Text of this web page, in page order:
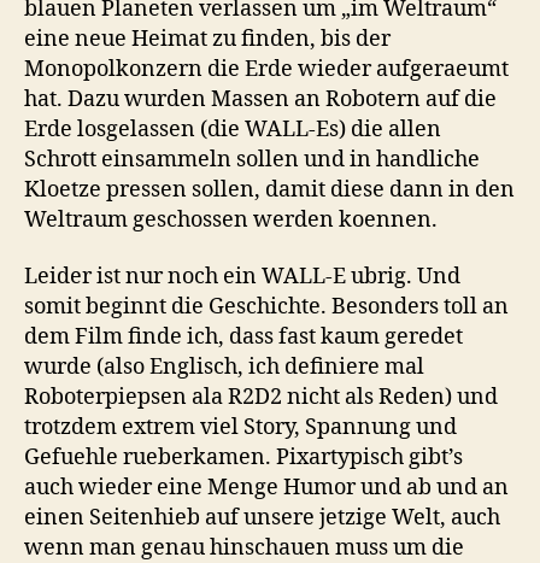
blauen Planeten verlassen um „im Weltraum“
eine neue Heimat zu finden, bis der
Monopolkonzern die Erde wieder aufgeraeumt
hat. Dazu wurden Massen an Robotern auf die
Erde losgelassen (die WALL-Es) die allen
Schrott einsammeln sollen und in handliche
Kloetze pressen sollen, damit diese dann in den
Weltraum geschossen werden koennen.
Leider ist nur noch ein WALL-E ubrig. Und
somit beginnt die Geschichte. Besonders toll an
dem Film finde ich, dass fast kaum geredet
wurde (also Englisch, ich definiere mal
Roboterpiepsen ala R2D2 nicht als Reden) und
trotzdem extrem viel Story, Spannung und
Gefuehle rueberkamen. Pixartypisch gibt’s
auch wieder eine Menge Humor und ab und an
einen Seitenhieb auf unsere jetzige Welt, auch
wenn man genau hinschauen muss um die